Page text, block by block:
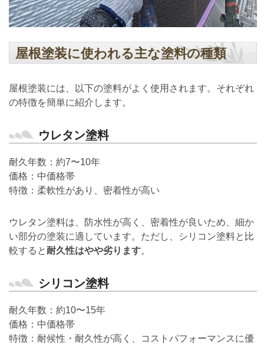
屋根塗装に使われる主な塗料の種類
屋根塗装には、以下の塗料がよく使用されます。それぞれ
の特徴を簡単に紹介します。
ウレタン塗料
耐久年数：約7〜10年
価格：中価格帯
特徴：柔軟性があり、密着性が高い
ウレタン塗料は、防水性が高く、密着性が良いため、細か
い部分の塗装に適しています。ただし、シリコン塗料と比
較すると耐久性はやや劣ります。
シリコン塗料
耐久年数：約10〜15年
価格：中価格帯
特徴：耐候性・耐久性が高く、コストパフォーマンスに優